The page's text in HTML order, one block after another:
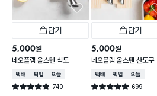
담기
5,000원
네오플램 올스텐 식도
택배배송매장픽업오늘배송
별점 4.9점 740
건 작성
담기
5,000원
네오플램 올스텐 산도쿠
택배배송매장픽업오늘배송
별점 4.9점 699
건 작성